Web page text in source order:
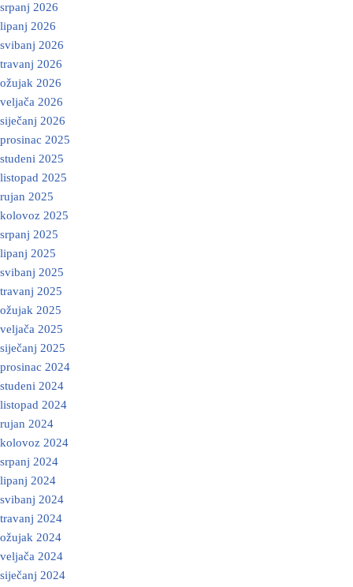
srpanj 2026
lipanj 2026
svibanj 2026
travanj 2026
ožujak 2026
veljača 2026
siječanj 2026
prosinac 2025
studeni 2025
listopad 2025
rujan 2025
kolovoz 2025
srpanj 2025
lipanj 2025
svibanj 2025
travanj 2025
ožujak 2025
veljača 2025
siječanj 2025
prosinac 2024
studeni 2024
listopad 2024
rujan 2024
kolovoz 2024
srpanj 2024
lipanj 2024
svibanj 2024
travanj 2024
ožujak 2024
veljača 2024
siječanj 2024